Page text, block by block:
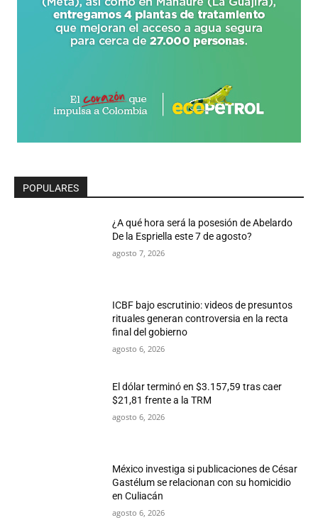
POPULARES
¿A qué hora será la posesión de Abelardo
De la Espriella este 7 de agosto?
agosto 7, 2026
ICBF bajo escrutinio: videos de presuntos
rituales generan controversia en la recta
final del gobierno
agosto 6, 2026
El dólar terminó en $3.157,59 tras caer
$21,81 frente a la TRM
agosto 6, 2026
México investiga si publicaciones de César
Gastélum se relacionan con su homicidio
en Culiacán
agosto 6, 2026